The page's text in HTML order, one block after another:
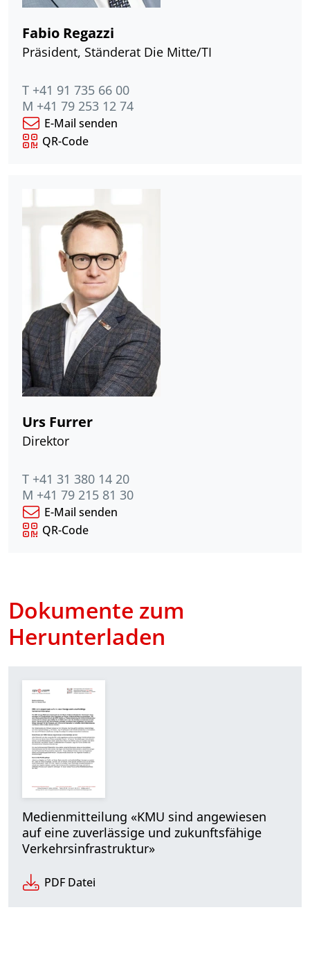
Fabio Regazzi
Präsident, Ständerat Die Mitte/TI
T +41 91 735 66 00
M +41 79 253 12 74
E-Mail senden
QR-Code
Urs Furrer
Direktor
T +41 31 380 14 20
M +41 79 215 81 30
E-Mail senden
QR-Code
Dokumente zum
Herunterladen
Medienmitteilung «KMU sind angewiesen
auf eine zuverlässige und zukunftsfähige
Verkehrsinfrastruktur»
PDF Datei